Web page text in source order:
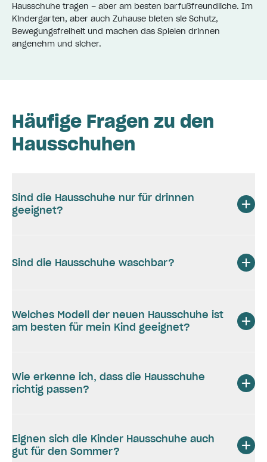
Hausschuhe tragen – aber am besten barfußfreundliche. Im
Kindergarten, aber auch Zuhause bieten sie Schutz,
Bewegungsfreiheit und machen das Spielen drinnen
angenehm und sicher.
Häufige Fragen zu den
Hausschuhen
Sind die Hausschuhe nur für drinnen
geeignet?
Sind die Hausschuhe waschbar?
Welches Modell der neuen Hausschuhe ist
am besten für mein Kind geeignet?
Wie erkenne ich, dass die Hausschuhe
richtig passen?
Eignen sich die Kinder Hausschuhe auch
gut für den Sommer?